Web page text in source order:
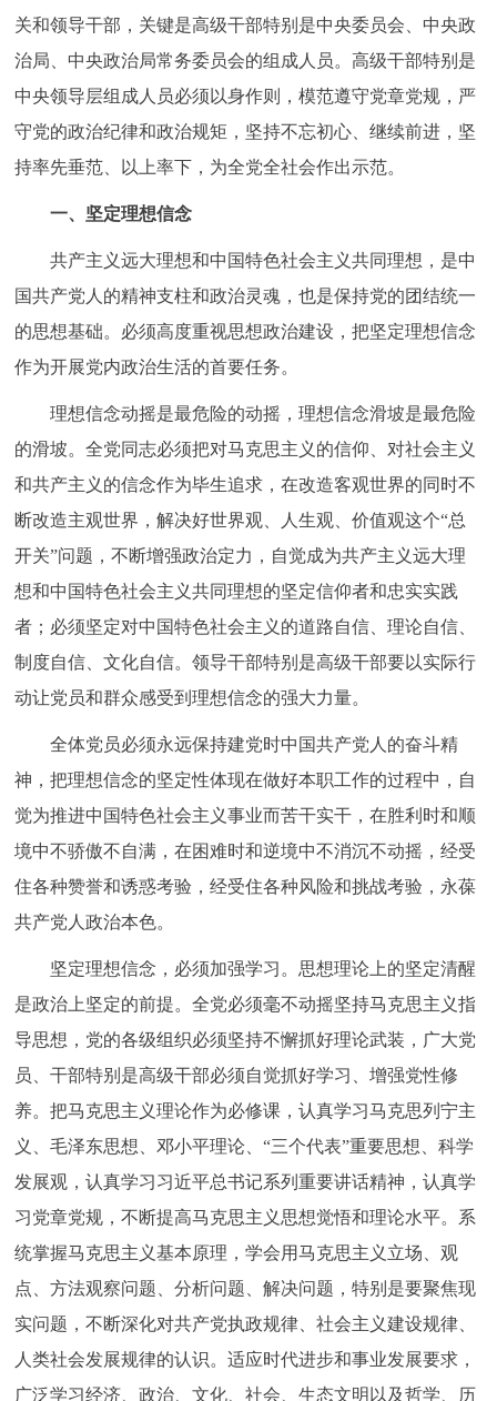
关和领导干部，关键是高级干部特别是中央委员会、中央政
治局、中央政治局常务委员会的组成人员。高级干部特别是
中央领导层组成人员必须以身作则，模范遵守党章党规，严
守党的政治纪律和政治规矩，坚持不忘初心、继续前进，坚
持率先垂范、以上率下，为全党全社会作出示范。
一、坚定理想信念
共产主义远大理想和中国特色社会主义共同理想，是中
国共产党人的精神支柱和政治灵魂，也是保持党的团结统一
的思想基础。必须高度重视思想政治建设，把坚定理想信念
作为开展党内政治生活的首要任务。
理想信念动摇是最危险的动摇，理想信念滑坡是最危险
的滑坡。全党同志必须把对马克思主义的信仰、对社会主义
和共产主义的信念作为毕生追求，在改造客观世界的同时不
断改造主观世界，解决好世界观、人生观、价值观这个“总
开关”问题，不断增强政治定力，自觉成为共产主义远大理
想和中国特色社会主义共同理想的坚定信仰者和忠实实践
者；必须坚定对中国特色社会主义的道路自信、理论自信、
制度自信、文化自信。领导干部特别是高级干部要以实际行
动让党员和群众感受到理想信念的强大力量。
全体党员必须永远保持建党时中国共产党人的奋斗精
神，把理想信念的坚定性体现在做好本职工作的过程中，自
觉为推进中国特色社会主义事业而苦干实干，在胜利时和顺
境中不骄傲不自满，在困难时和逆境中不消沉不动摇，经受
住各种赞誉和诱惑考验，经受住各种风险和挑战考验，永葆
共产党人政治本色。
坚定理想信念，必须加强学习。思想理论上的坚定清醒
是政治上坚定的前提。全党必须毫不动摇坚持马克思主义指
导思想，党的各级组织必须坚持不懈抓好理论武装，广大党
员、干部特别是高级干部必须自觉抓好学习、增强党性修
养。把马克思主义理论作为必修课，认真学习马克思列宁主
义、毛泽东思想、邓小平理论、“三个代表”重要思想、科学
发展观，认真学习习近平总书记系列重要讲话精神，认真学
习党章党规，不断提高马克思主义思想觉悟和理论水平。系
统掌握马克思主义基本原理，学会用马克思主义立场、观
点、方法观察问题、分析问题、解决问题，特别是要聚焦现
实问题，不断深化对共产党执政规律、社会主义建设规律、
人类社会发展规律的认识。适应时代进步和事业发展要求，
广泛学习经济、政治、文化、社会、生态文明以及哲学、历